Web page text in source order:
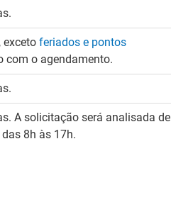
exceto feriados e pontos
com o agendamento.
A solicitação será analisada de
8h às 17h.